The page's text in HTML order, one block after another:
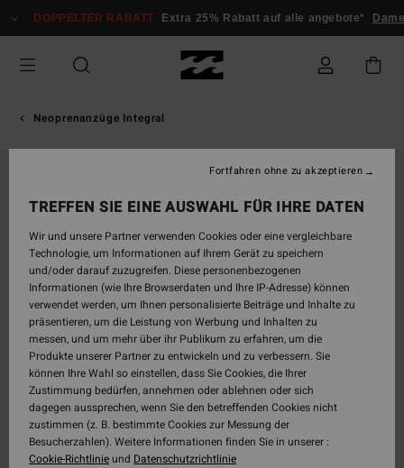
zur
springen
DOPPELTER RABATT Extra 25% Rabatt auf alle angebote* Damen
Neoprenanzüge Integral
TREFFEN SIE EINE AUSWAHL FÜR IHRE DATEN
Wir und unsere Partner verwenden Cookies oder eine vergleichbare
Technologie, um Informationen auf Ihrem Gerät zu speichern
und/oder darauf zuzugreifen. Diese personenbezogenen
Informationen (wie Ihre Browserdaten und Ihre IP-Adresse) können
verwendet werden, um Ihnen personalisierte Beiträge und Inhalte zu
präsentieren, um die Leistung von Werbung und Inhalten zu
messen, und um mehr über ihr Publikum zu erfahren, um die
Produkte unserer Partner zu entwickeln und zu verbessern. Sie
können Ihre Wahl so einstellen, dass Sie Cookies, die Ihrer
Zustimmung bedürfen, annehmen oder ablehnen oder sich
dagegen aussprechen, wenn Sie den betreffenden Cookies nicht
zustimmen (z. B. bestimmte Cookies zur Messung der
Besucherzahlen). Weitere Informationen finden Sie in unserer :
Cookie-Richtlinieund Datenschutzrichtlinie
Fortfahren ohne zu akzeptieren